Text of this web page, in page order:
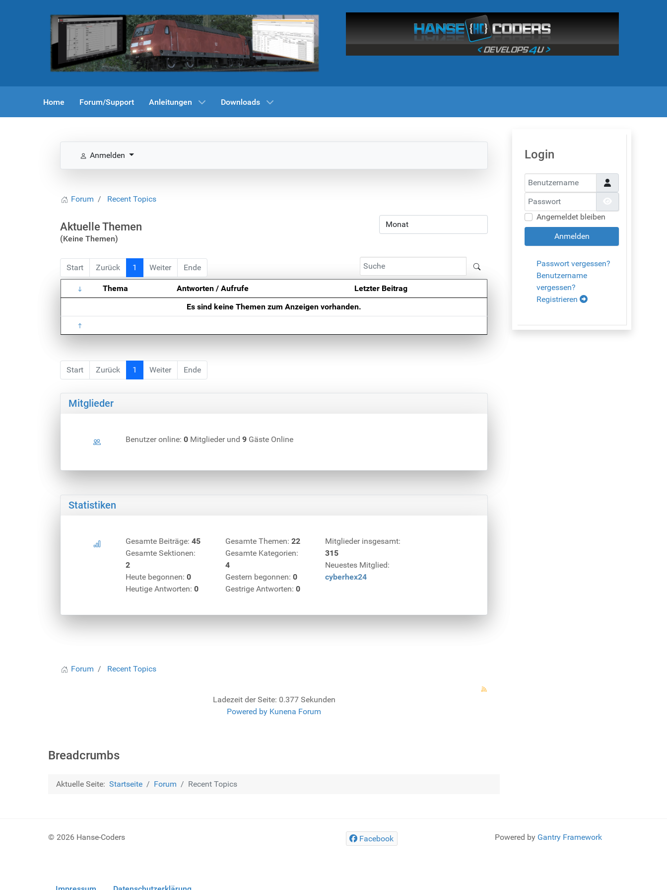
Home Forum/Support Anleitungen Downloads
Anmelden
Forum Recent Topics
Aktuelle Themen
(Keine Themen)
Start Zurück 1 Weiter Ende
Thema Antworten / Aufrufe
Letzter Beitrag
Es sind keine Themen zum Anzeigen vorhanden.
Start Zurück 1 Weiter Ende
Mitglieder
Benutzer online: 0 Mitglieder und 9 Gäste Online
Statistiken
Gesamte Beiträge: 45
Gesamte Sektionen:
2
Heute begonnen: 0
Heutige Antworten: 0
Gesamte Themen: 22
Gesamte Kategorien:
4
Gestern begonnen: 0
Gestrige Antworten: 0
Mitglieder insgesamt:
315
Neuestes Mitglied:
cyberhex24
Forum Recent Topics
Ladezeit der Seite: 0.377 Sekunden
Powered by Kunena Forum
Breadcrumbs
Aktuelle Seite: Startseite Forum Recent Topics
Login
Benutzername
Passwort
Angemeldet bleiben
Anmelden
Passwort vergessen?
Benutzername
vergessen?
Registrieren
© 2026 Hanse-Coders Facebook Powered by Gantry Framework